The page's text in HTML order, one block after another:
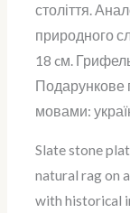
століття.
природного
18 cм.
Подарункове
мовами:
Slate stone
natural rag on
with historical